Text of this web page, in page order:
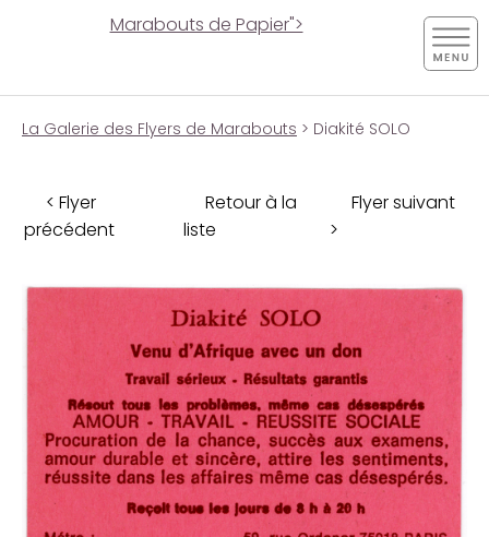
Marabouts de Papier">
La Galerie des Flyers de Marabouts > Diakité SOLO
< Flyer
précédent
Retour à la
liste
Flyer suivant
>